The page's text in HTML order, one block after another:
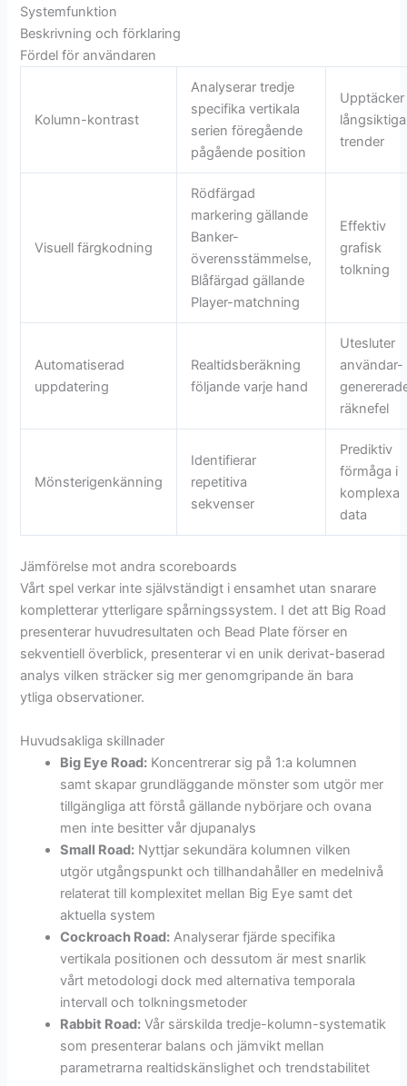
Systemfunktion
Beskrivning och förklaring
Fördel för användaren
Kolumn-kontrast
Analyserar tredje
specifika vertikala
serien föregående
pågående position
Upptäcker
långsiktiga
trender
Visuell färgkodning
Rödfärgad
markering gällande
Banker-
överensstämmelse,
Blåfärgad gällande
Player-matchning
Effektiv
grafisk
tolkning
Automatiserad
uppdatering
Realtidsberäkning
följande varje hand
Utesluter
användar-
räknefel
Mönsterigenkänning
Identifierar
repetitiva
sekvenser
Prediktiv
förmåga i
komplexa
data
Jämförelse mot andra scoreboards
Vårt spel verkar inte självständigt i ensamhet utan snarare
kompletterar ytterligare spårningssystem. I det att Big Road
presenterar huvudresultaten och Bead Plate förser en
sekventiell överblick, presenterar vi en unik derivat-baserad
analys vilken sträcker sig mer genomgripande än bara
ytliga observationer.
Huvudsakliga skillnader
Big Eye Road: Koncentrerar sig på 1:a kolumnen
samt skapar grundläggande mönster som utgör mer
tillgängliga att förstå gällande nybörjare och ovana
men inte besitter vår djupanalys
Small Road: Nyttjar sekundära kolumnen vilken
utgör utgångspunkt och tillhandahåller en medelnivå
relaterat till komplexitet mellan Big Eye samt det
aktuella system
Cockroach Road: Analyserar fjärde specifika
vertikala positionen och dessutom är mest snarlik
vårt metodologi dock med alternativa temporala
intervall och tolkningsmetoder
Rabbit Road: Vår särskilda tredje-kolumn-systematik
som presenterar balans och jämvikt mellan
parametrarna realtidskänslighet och trendstabilitet